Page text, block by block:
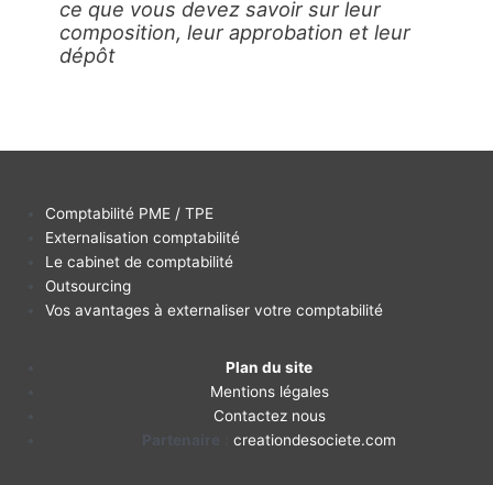
ce que vous devez savoir sur leur
composition, leur approbation et leur
dépôt
Comptabilité PME / TPE
Externalisation comptabilité
Le cabinet de comptabilité
Outsourcing
Vos avantages à externaliser votre comptabilité
Plan du site
Mentions légales
Contactez nous
:creationdesociete.com